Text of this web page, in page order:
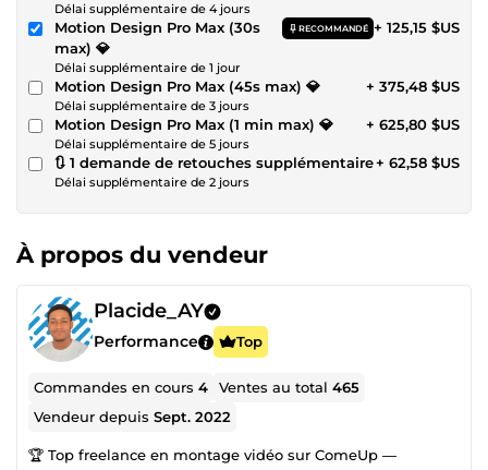
Délai supplémentaire de 4 jours
Motion Design Pro Max (30s
max) 💎
RECOMMANDÉ
Délai supplémentaire de 1 jour
+ 125,15 $US
Motion Design Pro Max (45s max) 💎
Délai supplémentaire de 3 jours
+ 375,48 $US
Motion Design Pro Max (1 min max) 💎
Délai supplémentaire de 5 jours
+ 625,80 $US
🔃 1 demande de retouches supplémentaire
Délai supplémentaire de 2 jours
+ 62,58 $US
À propos du vendeur
Placide_AY
Performance Top
Commandes en cours4 Ventes au total465
Vendeur depuisSept. 2022
🏆 Top freelance en montage vidéo sur ComeUp —